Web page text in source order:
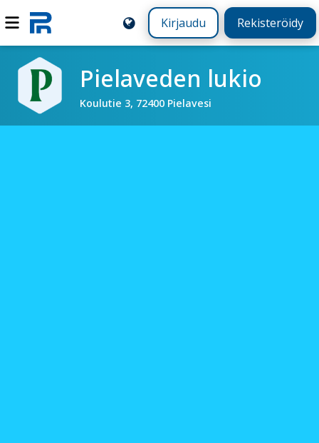
Kirjaudu Rekisteröidy
Pielaveden lukio
Koulutie 3, 72400 Pielavesi